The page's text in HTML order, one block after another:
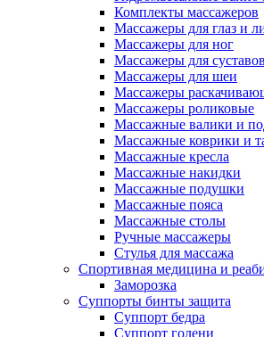
Комплекты массажеров
Массажеры для глаз и
Массажеры для ног
Массажеры для суставов
Массажеры для шеи
Массажеры
Массажеры роликовые
Массажные валики и
Массажные коврики и
Массажные кресла
Массажные накидки
Массажные подушки
Массажные пояса
Массажные столы
Ручные массажеры
Стулья для массажа
Спортивная медицина и
Заморозка
Суппорты бинты защита
Суппорт бедра
Суппорт голени